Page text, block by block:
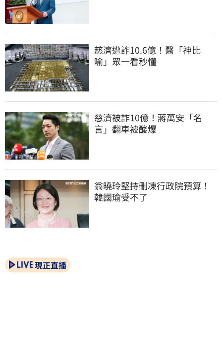
慈濟遭詐10.6億！醫「神比
喻」眾一看秒懂
慈濟被詐10億！蔣萬安「名
言」翻車被酸爆
翁曉玲堅持刪凍行政院預算！
韓國瑜受不了
現正直播